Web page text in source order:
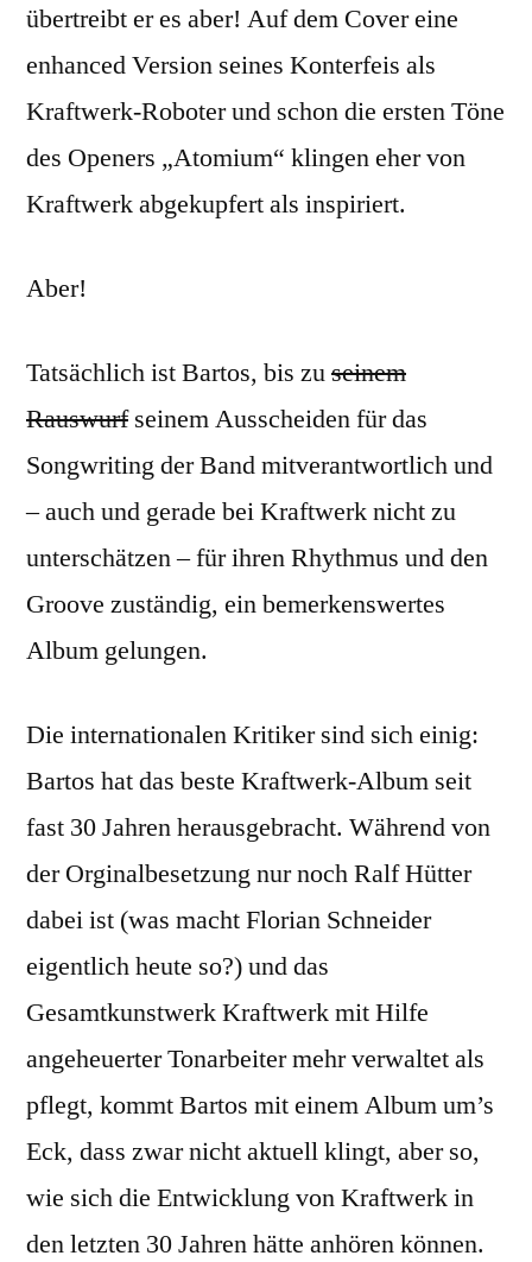
übertreibt er es aber! Auf dem Cover eine
enhanced Version seines Konterfeis als
Kraftwerk-Roboter und schon die ersten Töne
des Openers „Atomium“ klingen eher von
Kraftwerk abgekupfert als inspiriert.
Aber!
Tatsächlich ist Bartos, bis zuseinem
Rauswurfseinem Ausscheiden für das
Songwriting der Band mitverantwortlich und
– auch und gerade bei Kraftwerk nicht zu
unterschätzen – für ihren Rhythmus und den
Groove zuständig, ein bemerkenswertes
Album gelungen.
Die internationalen Kritiker sind sich einig:
Bartos hat das beste Kraftwerk-Album seit
fast 30 Jahren herausgebracht. Während von
der Orginalbesetzung nur noch Ralf Hütter
dabei ist (was macht Florian Schneider
eigentlich heute so?) und das
Gesamtkunstwerk Kraftwerk mit Hilfe
angeheuerter Tonarbeiter mehr verwaltet als
pflegt, kommt Bartos mit einem Album um’s
Eck, dass zwar nicht aktuell klingt, aber so,
wie sich die Entwicklung von Kraftwerk in
den letzten 30 Jahren hätte anhören können.